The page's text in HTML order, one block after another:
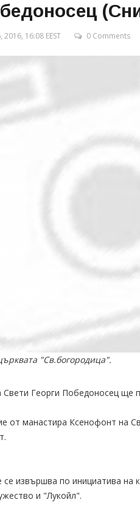
16:08 EEST 0 Comments
"Св.богородица".
Георги Победоносец ще
манастира Ксенофонт на
извършва по инициатива на
и "Лукойл".